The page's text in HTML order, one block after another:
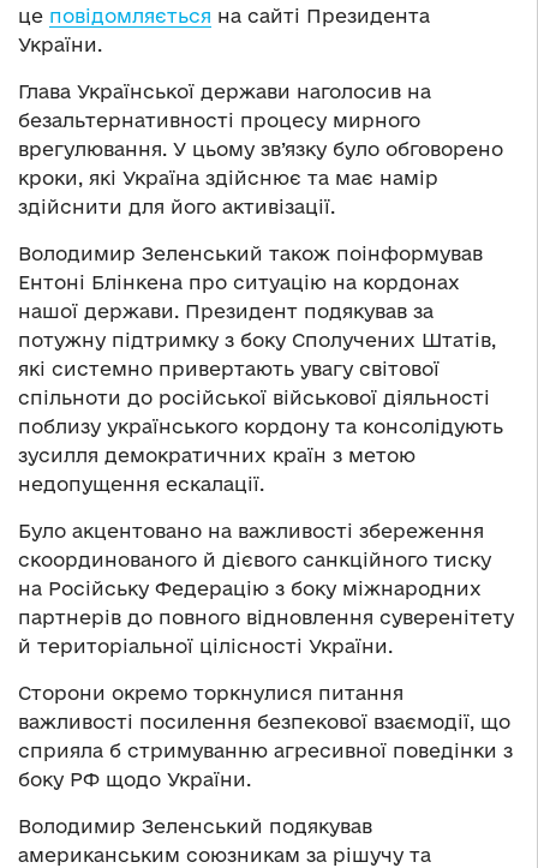
це повідомляється на сайті Президента
України.
Глава Української держави наголосив на
безальтернативності процесу мирного
врегулювання. У цьому зв’язку було обговорено
кроки, які Україна здійснює та має намір
здійснити для його активізації.
Володимир Зеленський також поінформував
Ентоні Блінкена про ситуацію на кордонах
нашої держави. Президент подякував за
потужну підтримку з боку Сполучених Штатів,
які системно привертають увагу світової
спільноти до російської військової діяльності
поблизу українського кордону та консолідують
зусилля демократичних країн з метою
недопущення ескалації.
Було акцентовано на важливості збереження
скоординованого й дієвого санкційного тиску
на Російську Федерацію з боку міжнародних
партнерів до повного відновлення суверенітету
й територіальної цілісності України.
Сторони окремо торкнулися питання
важливості посилення безпекової взаємодії, що
сприяла б стримуванню агресивної поведінки з
боку РФ щодо України.
Володимир Зеленський подякував
американським союзникам за рішучу та